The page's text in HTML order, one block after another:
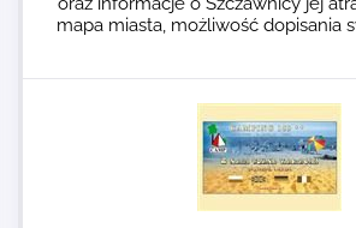
mapa miasta, możliwość dopisania